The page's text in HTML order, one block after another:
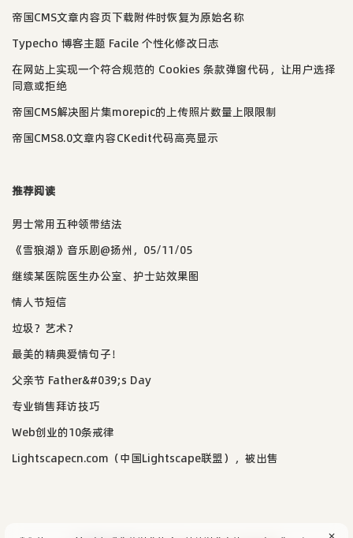
帝国CMS文章内容页下载附件时恢复为原始名称
Typecho 博客主题 Facile 个性化修改日志
在网站上实现一个符合规范的 Cookies 条款弹窗代码，让用户选择
同意或拒绝
帝国CMS解决图片集morepic的上传照片数量上限限制
帝国CMS8.0文章内容CKedit代码高亮显示
推荐阅读
男士常用五种领带结法
《雪狼湖》音乐剧@扬州，05/11/05
继续某医院医生办公室、护士站效果图
情人节短信
垃圾？艺术？
最美的精典爱情句子！
父亲节 Father&#039;s Day
专业销售拜访技巧
Web创业的10条戒律
Lightscapecn.com（中国Lightscape联盟），被出售